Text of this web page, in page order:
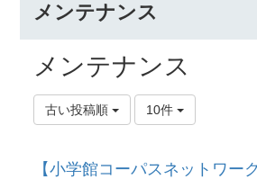
メンテナンス
メンテナンス
古い投稿順 10件
【小学館コーパスネットワ